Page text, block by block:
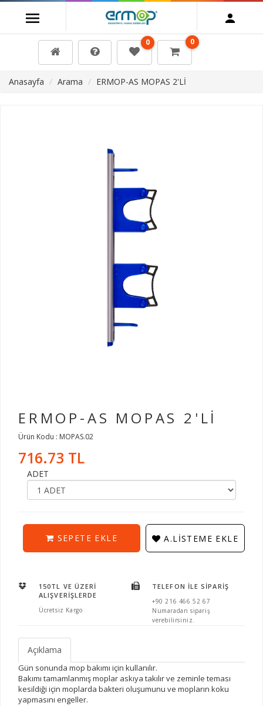
0 0
Anasayfa Arama ERMOP-AS MOPAS 2'Lİ
ERMOP-AS MOPAS 2'Lİ
Ürün Kodu : MOPAS.02
716.73 TL
ADET
SEPETE EKLE A.LISTEME EKLE
150TL VE ÜZERI
ALIŞVERIŞLERDE
Ücretsiz Kargo
TELEFON İLE SIPARIŞ
+90 216 466 52 67
Numaradan sipariş
verebilirsiniz.
Açıklama
Gün sonunda mop bakımı için kullanılır.
Bakımı tamamlanmış moplar askıya takılır ve zeminle teması
kesildiği için moplarda bakteri oluşumunu ve mopların koku
yapmasını engeller.